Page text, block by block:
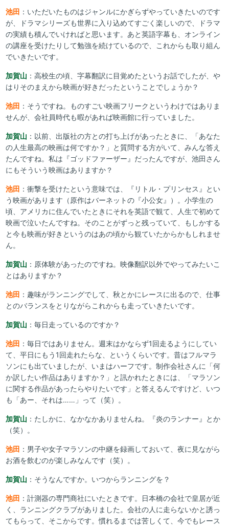
池田 ：いただいたものはジャンルにかぎらずやっていきたいのです
が、ドラマシリーズも世界に入り込めてすごく楽しいので、ドラマ
の実績も積んでいければと思います。あと英語字幕も、オンライン
の講座を受けたりして勉強を続けているので、これからも取り組ん
でいきたいです。
加賀山 ：高校生の頃、字幕翻訳に目覚めたというお話でしたが、や
はりそのまえから映画が好きだったということでしょうか？
池田 ：そうですね。ものすごい映画フリークというわけではありま
せんが、会社員時代も暇があれば映画館に行っていました。
加賀山 ：以前、出版社の方との打ち上げがあったときに、「あなた
の人生最高の映画は何ですか？」と質問する方がいて、みんな答え
たんですね。私は『ゴッドファーザー』だったんですが、池田さん
にもそういう映画はありますか？
池田 ：衝撃を受けたという意味では、『リトル・プリンセス』とい
う映画があります（原作はバーネットの『小公女』）。小学生の
頃、アメリカに住んでいたときにそれを英語で観て、人生で初めて
映画で泣いたんですね。そのことがずっと残っていて、もしかする
と今も映画が好きというのはあの頃から観ていたからかもしれませ
ん。
加賀山 ：原体験があったのですね。映像翻訳以外でやってみたいこ
とはありますか？
池田 ：趣味がランニングでして、秋とかにレースに出るので、仕事
とのバランスをとりながらこれからも走っていきたいです。
加賀山 ：毎日走っているのですか？
池田 ：毎日ではありません。週末はかならず1回走るようにしてい
て、平日にもう1回走れたらな、というくらいです。昔はフルマラ
ソンにも出ていましたが、いまはハーフです。制作会社さんに「何
か訳したい作品はありますか？」と訊かれたときには、「マラソン
に関する作品があったらやりたいです」と答えるんですけど、いつ
も「あー、それは……」って（笑）。
加賀山 ：たしかに、なかなかありませんね。『炎のランナー』とか
（笑）。
池田 ：男子や女子マラソンの中継を録画しておいて、夜に見ながら
お酒を飲むのが楽しみなんです（笑）。
加賀山 ：そうなんですか。いつからランニングを？
池田 ：計測器の専門商社にいたときです。日本橋の会社で皇居が近
く、ランニングクラブがありました。会社の人に走らないかと誘っ
てもらって、そこからです。慣れるまでは苦しくて、今でもレース